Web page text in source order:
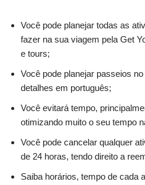
Você pode planejar todas as
fazer na sua viagem pela Get
e tours;
Você pode planejar passeios
detalhes em português;
Você evitará tempo,
otimizando muito o seu tempo
Você pode cancelar qualquer
de 24 horas, tendo direito a
Saiba horários, tempo de cada